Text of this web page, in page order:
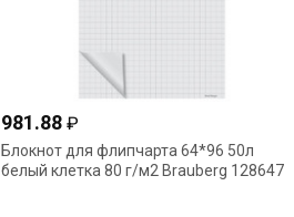
981.88 ₽
Блокнот для флипчарта 64*96 50л
белый клетка 80 г/м2 Brauberg 128647